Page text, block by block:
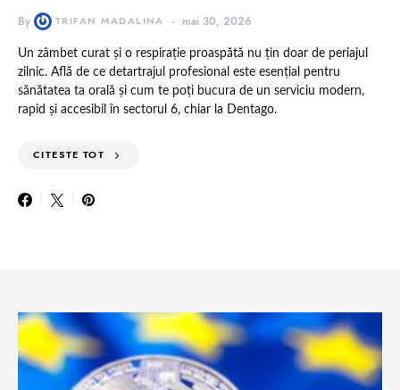
By TRIFAN MADALINA mai 30, 2026
Un zâmbet curat și o respirație proaspătă nu țin doar de periajul
zilnic. Află de ce detartrajul profesional este esențial pentru
sănătatea ta orală și cum te poți bucura de un serviciu modern,
rapid și accesibil în sectorul 6, chiar la Dentago.
CITESTE TOT